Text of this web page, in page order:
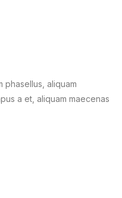
phasellus, aliquam
a et, aliquam maecenas